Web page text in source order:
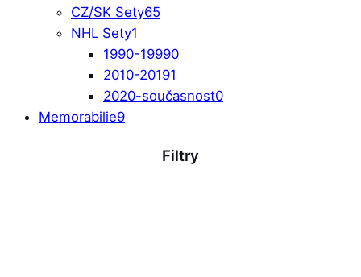
CZ/SK Sety65
NHL Sety1
1990-19990
2010-20191
2020-současnost0
Memorabilie9
Filtry